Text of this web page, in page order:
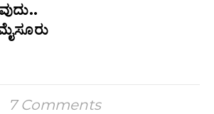
7 Comments